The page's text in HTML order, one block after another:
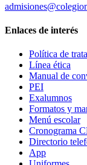
Enlaces de interés
Política de
Línea ética
Manual de
PEI
Exalumnos
Formatos y
Menú escolar
Cronograma
Directorio
App